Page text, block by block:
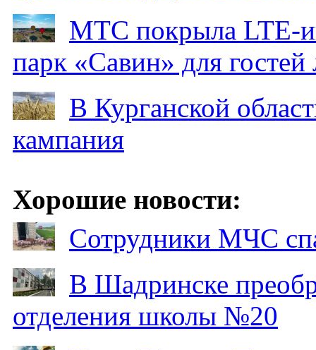
МТС покрыла LTE-
парк «Савин» для гостей
В Курганской
кампания
Хорошие новости:
Сотрудники МЧС
В Шадринске
отделения школы №20